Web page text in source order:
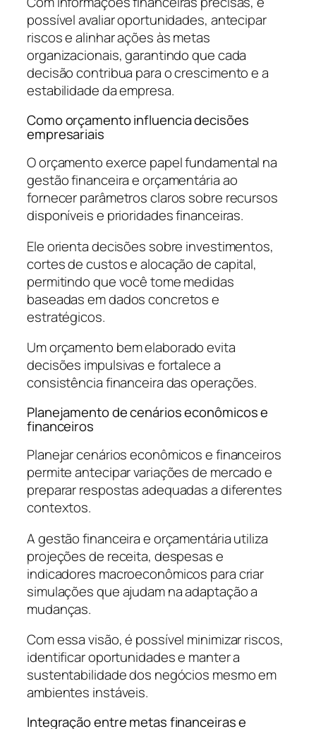
possível avaliar oportunidades, antecipar
riscos e alinhar ações às metas
organizacionais, garantindo que cada
decisão contribua para o crescimento e a
estabilidade da empresa.
Como orçamento influencia decisões
empresariais
O orçamento exerce papel fundamental na
gestão financeira e orçamentária ao
fornecer parâmetros claros sobre recursos
disponíveis e prioridades financeiras.
Ele orienta decisões sobre investimentos,
cortes de custos e alocação de capital,
permitindo que você tome medidas
baseadas em dados concretos e
estratégicos.
Um orçamento bem elaborado evita
decisões impulsivas e fortalece a
consistência financeira das operações.
Planejamento de cenários econômicos e
financeiros
Planejar cenários econômicos e financeiros
permite antecipar variações de mercado e
preparar respostas adequadas a diferentes
contextos.
A gestão financeira e orçamentária utiliza
projeções de receita, despesas e
indicadores macroeconômicos para criar
simulações que ajudam na adaptação a
mudanças.
Com essa visão, é possível minimizar riscos,
identificar oportunidades e manter a
sustentabilidade dos negócios mesmo em
ambientes instáveis.
Integração entre metas financeiras e